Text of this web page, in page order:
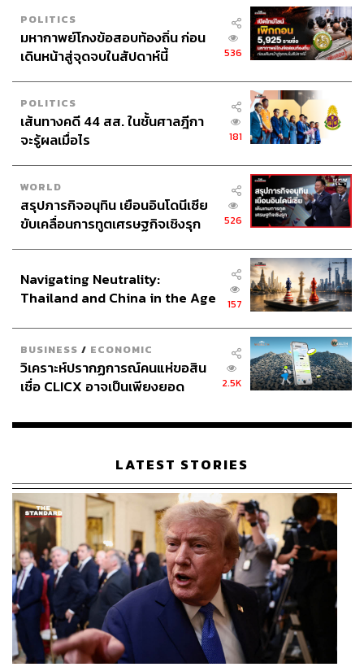
POLITICS
มหากาพย์โกงข้อสอบท้องถิ่น ก่อน
เดินหน้าสู่จุดจบในสัปดาห์นี้
536
POLITICS
เส้นทางคดี 44 สส. ในชั้นศาลฎีกา
จะรู้ผลเมื่อไร
181
WORLD
สรุปภารกิจอนุทิน เยือนอินโดนีเซีย
ขับเคลื่อนการทูตเศรษฐกิจเชิงรุก
526
Navigating Neutrality:
Thailand and China in the Age
157
BUSINESS / ECONOMIC
วิเคราะห์ปรากฏการณ์คนแห่ขอสิน
เชื่อ CLICX อาจเป็นเพียงยอด
เรือนไทยที่ถูกซุกไว้
2.5K
LATEST STORIES